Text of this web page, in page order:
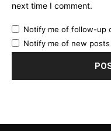
next time I comment.
Notify me of follow-up
Notify me of new posts